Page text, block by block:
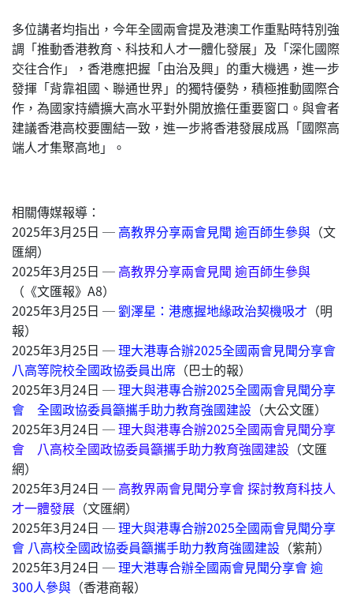
多位講者均指出，今年全國兩會提及港澳工作重點時特別強
調「推動香港教育、科技和人才一體化發展」及「深化國際
交往合作」，香港應把握「由治及興」的重大機遇，進一步
發揮「背靠祖國、聯通世界」的獨特優勢，積極推動國際合
作，為國家持續擴大高水平對外開放擔任重要窗口。與會者
建議香港高校要團結一致，進一步將香港發展成爲「國際高
端人才集聚高地」。
相關傳媒報導：
2025年3月25日 ─ 高教界分享兩會見聞 逾百師生參與 （文
匯網）
2025年3月25日 ─ 高教界分享兩會見聞 逾百師生參與
（《文匯報》A8）
2025年3月25日 ─劉澤星：港應握地緣政治契機吸才 （明
報）
2025年3月25日 ─理大港專合辦2025全國兩會見聞分享會
八高等院校全國政協委員出席 （巴士的報）
2025年3月24日 ─理大與港專合辦2025全國兩會見聞分享
會 全國政協委員籲攜手助力教育強國建設 （大公文匯）
2025年3月24日 ─理大與港專合辦2025全國兩會見聞分享
會 八高校全國政協委員籲攜手助力教育強國建設 （文匯
網）
2025年3月24日 ─ 高教界兩會見聞分享會 探討教育科技人
才一體發展 （文匯網）
2025年3月24日 ─理大與港專合辦2025全國兩會見聞分享
會 八高校全國政協委員籲攜手助力教育強國建設 （紫荊）
2025年3月24日 ─理大港專合辦全國兩會見聞分享會 逾
300人參與 （香港商報）